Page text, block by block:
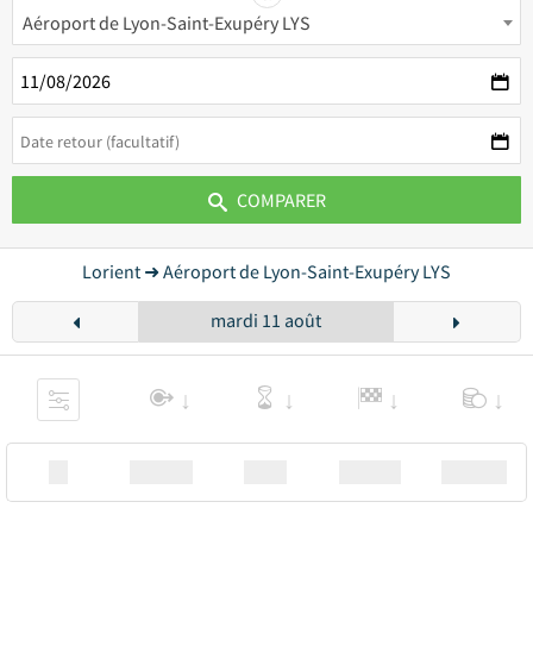
Aéroport de Lyon-Saint-Exupéry LYS
COMPARER
Lorient ➜ Aéroport de Lyon-Saint-Exupéry LYS
mardi 11 août